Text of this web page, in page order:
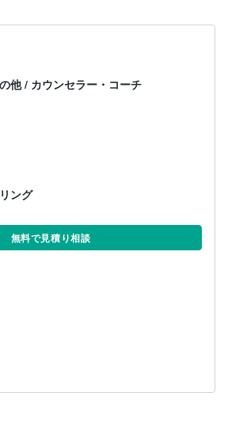
他 / カウンセラー・コーチ
ング
無料で見積り相談